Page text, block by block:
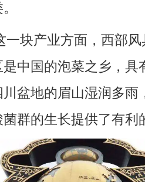
一块产业方面，西部
中国的泡菜之乡，具
盆地的眉山湿润多雨
群的生长提供了有利